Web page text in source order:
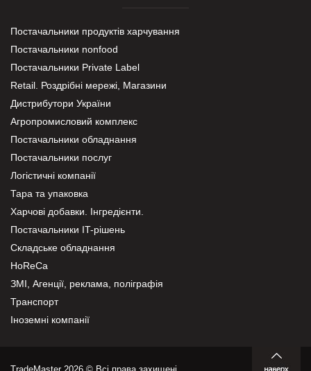
Постачальники продуктів харчування
Постачальники nonfood
Постачальники Private Label
Retail. Роздрібні мережі, Магазини
Дистрибутори України
Агропромисловий комплекс
Постачальники обладнання
Постачальники послуг
Логістичні компанії
Тара та упаковка
Харчові добавки. Інгредієнти.
Постачальники IT-рішень
Складське обладнання
HoReCa
ЗМІ, Агенції, реклама, поліграфія
Транспорт
Іноземні компанії